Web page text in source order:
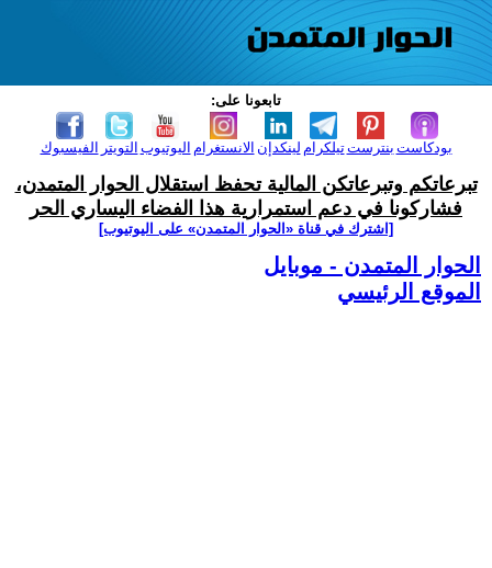
تابعونا على:
الفيسبوك التويتر اليوتيوب الانستغرام لينكدإن تيلكرامبنترست بودكاست
تبرعاتكم وتبرعاتكن المالية تحفظ استقلال الحوار المتمدن،
فشاركونا في دعم استمرارية هذا الفضاء اليساري الحر
[اشترك في قناة ‫«الحوار المتمدن» على اليوتيوب]
الحوار المتمدن - موبايل
الموقع الرئيسي